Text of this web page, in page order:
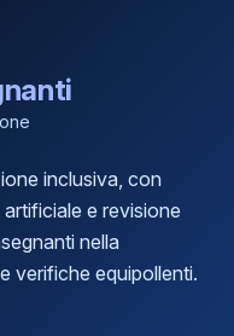
inclusiva, con
e revisione
nella
verifiche equipollenti.